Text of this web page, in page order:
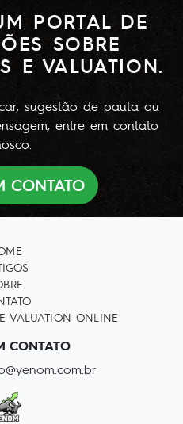
PORTAL DE
SOBRE
E VALUATION.
sugestão de pauta ou
entre em contato
CONTATO
VALUATION ONLINE
CONTATO